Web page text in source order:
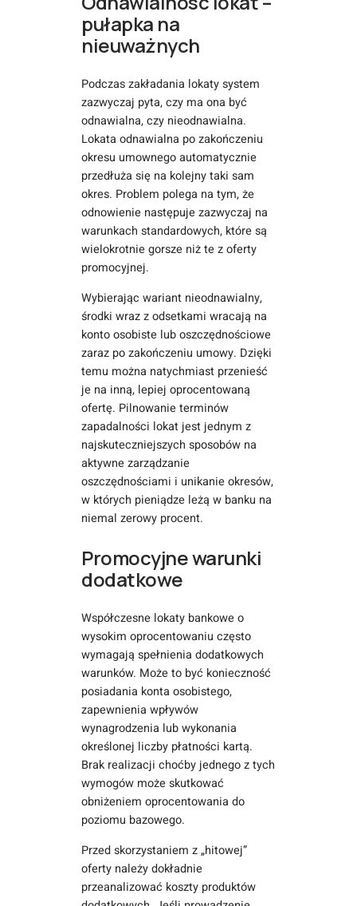
pułapka na
nieuważnych
Podczas zakładania lokaty system
zazwyczaj pyta, czy ma ona być
odnawialna, czy nieodnawialna.
Lokata odnawialna po zakończeniu
okresu umownego automatycznie
przedłuża się na kolejny taki sam
okres. Problem polega na tym, że
odnowienie następuje zazwyczaj na
warunkach standardowych, które są
wielokrotnie gorsze niż te z oferty
promocyjnej.
Wybierając wariant nieodnawialny,
środki wraz z odsetkami wracają na
konto osobiste lub oszczędnościowe
zaraz po zakończeniu umowy. Dzięki
temu można natychmiast przenieść
je na inną, lepiej oprocentowaną
ofertę. Pilnowanie terminów
zapadalności lokat jest jednym z
najskuteczniejszych sposobów na
aktywne zarządzanie
oszczędnościami i unikanie okresów,
w których pieniądze leżą w banku na
niemal zerowy procent.
Promocyjne warunki
dodatkowe
Współczesne lokaty bankowe o
wysokim oprocentowaniu często
wymagają spełnienia dodatkowych
warunków. Może to być konieczność
posiadania konta osobistego,
zapewnienia wpływów
wynagrodzenia lub wykonania
określonej liczby płatności kartą.
Brak realizacji choćby jednego z tych
wymogów może skutkować
obniżeniem oprocentowania do
poziomu bazowego.
Przed skorzystaniem z „hitowej”
oferty należy dokładnie
przeanalizować koszty produktów